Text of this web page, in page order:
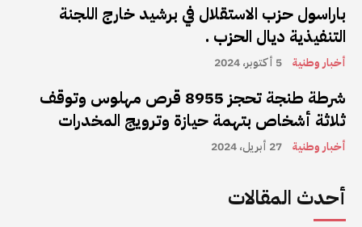
باراسول حزب الاستقلال في برشيد خارج اللجنة
التنفيذية ديال الحزب .
أخبار وطنية 5 أكتوبر، 2024
شرطة طنجة تحجز 8955 قرص مهلوس وتوقف
ثلاثة أشخاص بتهمة حيازة وترويج المخدرات
أخبار وطنية 27 أبريل، 2024
أحدث المقالات